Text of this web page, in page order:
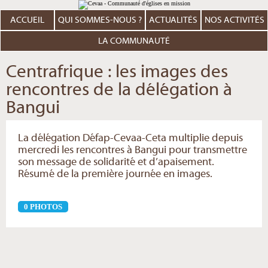
au
contenu.
Aller
personnels
ACCUEIL QUI SOMMES-NOUS ? ACTUALITÉS NOS ACTIVITÉS
LA COMMUNAUTÉ
Centrafrique : les images des
rencontres de la délégation à
Bangui
La délégation Défap-Cevaa-Ceta multiplie depuis
mercredi les rencontres à Bangui pour transmettre
son message de solidarité et d’apaisement.
Résumé de la première journée en images.
0 PHOTOS